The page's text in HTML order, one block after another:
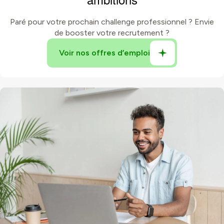
Paré pour votre prochain challenge professionnel ? Envie
de booster votre recrutement ?